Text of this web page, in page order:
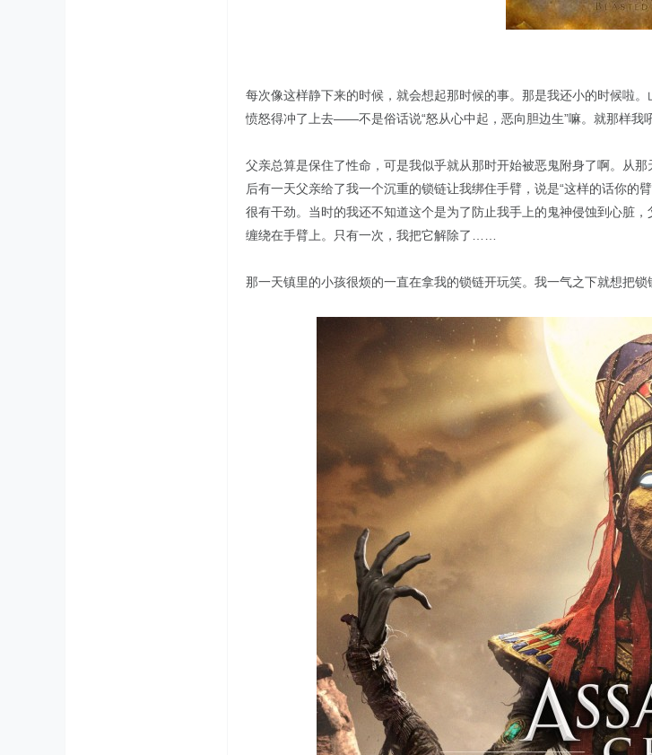
每次像这样静下来的时候，就会想起那时候的事。那是我还小的时候啦
愤怒得冲了上去——不是俗话说“怒从心中起，恶向胆边生”嘛。就那样我
父亲总算是保住了性命，可是我似乎就从那时开始被恶鬼附身了啊。从
后有一天父亲给了我一个沉重的锁链让我绑住手臂，说是“这样的话你
很有干劲。当时的我还不知道这个是为了防止我手上的鬼神侵蚀到心脏
缠绕在手臂上。只有一次，我把它解除了……
那一天镇里的小孩很烦的一直在拿我的锁链开玩笑。我一气之下就想把